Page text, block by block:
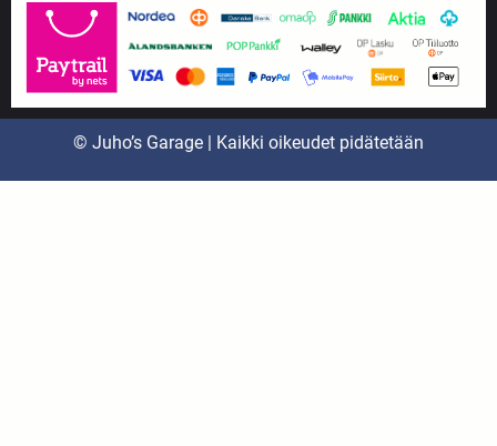
© Juho’s Garage | Kaikki oikeudet pidätetään